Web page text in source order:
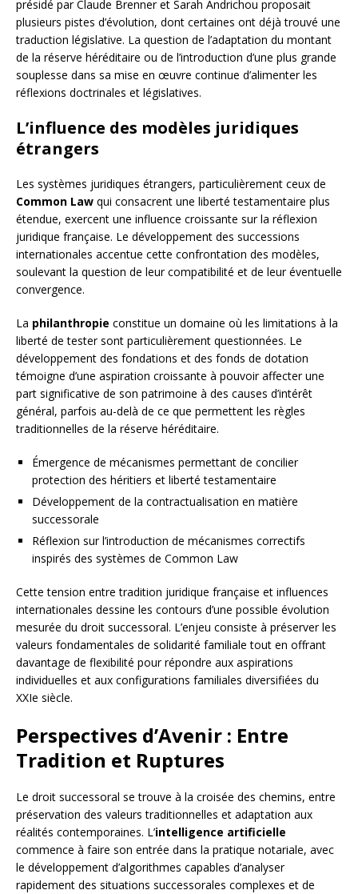
présidé par Claude Brenner et Sarah Andrichou proposait
plusieurs pistes d’évolution, dont certaines ont déjà trouvé une
traduction législative. La question de l’adaptation du montant
de la réserve héréditaire ou de l’introduction d’une plus grande
souplesse dans sa mise en œuvre continue d’alimenter les
réflexions doctrinales et législatives.
L’influence des modèles juridiques
étrangers
Les systèmes juridiques étrangers, particulièrement ceux de
Common Law qui consacrent une liberté testamentaire plus
étendue, exercent une influence croissante sur la réflexion
juridique française. Le développement des successions
internationales accentue cette confrontation des modèles,
soulevant la question de leur compatibilité et de leur éventuelle
convergence.
La philanthropie constitue un domaine où les limitations à la
liberté de tester sont particulièrement questionnées. Le
développement des fondations et des fonds de dotation
témoigne d’une aspiration croissante à pouvoir affecter une
part significative de son patrimoine à des causes d’intérêt
général, parfois au-delà de ce que permettent les règles
traditionnelles de la réserve héréditaire.
Émergence de mécanismes permettant de concilier
protection des héritiers et liberté testamentaire
Développement de la contractualisation en matière
successorale
Réflexion sur l’introduction de mécanismes correctifs
inspirés des systèmes de Common Law
Cette tension entre tradition juridique française et influences
internationales dessine les contours d’une possible évolution
mesurée du droit successoral. L’enjeu consiste à préserver les
valeurs fondamentales de solidarité familiale tout en offrant
davantage de flexibilité pour répondre aux aspirations
individuelles et aux configurations familiales diversifiées du
XXIe siècle.
Perspectives d’Avenir : Entre
Tradition et Ruptures
Le droit successoral se trouve à la croisée des chemins, entre
préservation des valeurs traditionnelles et adaptation aux
réalités contemporaines. L’intelligence artificielle
commence à faire son entrée dans la pratique notariale, avec
le développement d’algorithmes capables d’analyser
rapidement des situations successorales complexes et de